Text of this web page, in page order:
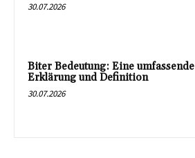
30.07.2026
Biter Bedeutung: Eine umfassende
Erklärung und Definition
30.07.2026